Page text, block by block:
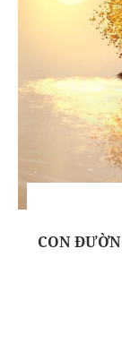
CON